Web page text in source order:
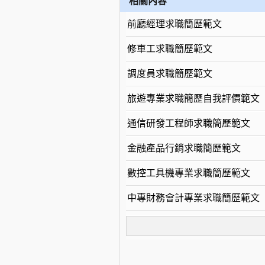
前廳經理求職簡歷範文
修車工求職簡歷範文
調度員求職簡歷範文
旅遊專業求職簡歷自我評價範文
通信研發工程師求職簡歷範文
金融產品行銷求職簡歷範文
數控工具機專業求職簡歷範文
中專財務會計專業求職簡歷範文